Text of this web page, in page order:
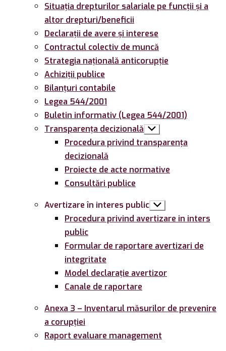
Situația drepturilor salariale pe funcții și a
altor drepturi/beneficii
Declarații de avere și interese
Contractul colectiv de muncă
Strategia națională anticorupție
Achiziții publice
Bilanțuri contabile
Legea 544/2001
Buletin informativ (Legea 544/2001)
Transparența decizională Arată
submeniul
Procedura privind transparența
decizională
Proiecte de acte normative
Consultări publice
Avertizare în interes public Arată
submeniul
Procedura privind avertizare in inters
public
Formular de raportare avertizari de
integritate
Model declarație avertizor
Canale de raportare
Anexa 3 – Inventarul măsurilor de prevenire
a corupției
Raport evaluare management